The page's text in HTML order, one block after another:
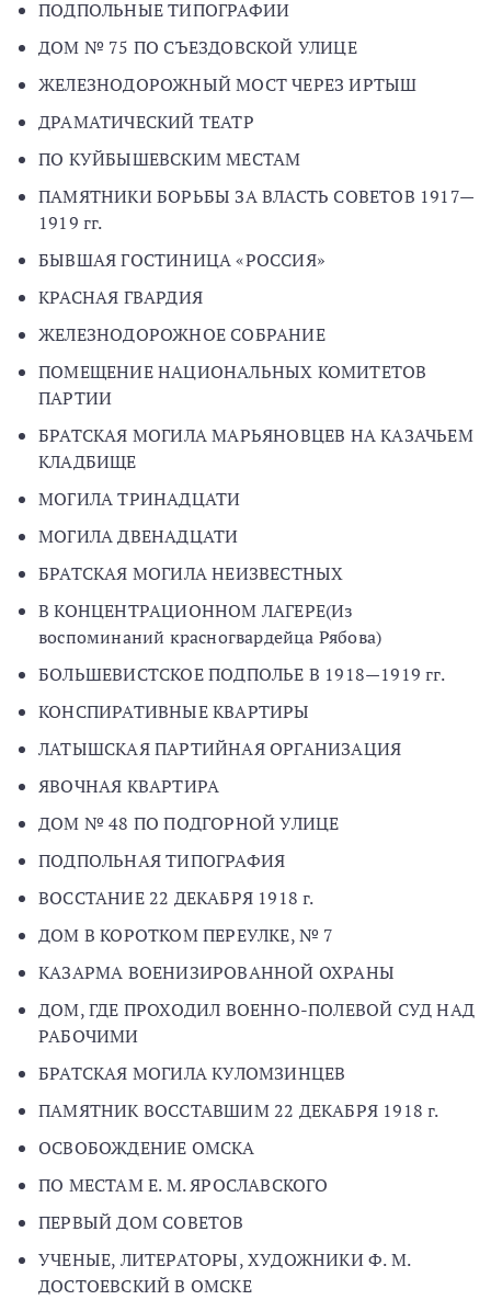
ПОДПОЛЬНЫЕ ТИПОГРАФИИ
ДОМ № 75 ПО СЪЕЗДОВСКОЙ УЛИЦЕ
ЖЕЛЕЗНОДОРОЖНЫЙ МОСТ ЧЕРЕЗ ИРТЫШ
ДРАМАТИЧЕСКИЙ ТЕАТР
ПО КУЙБЫШЕВСКИМ МЕСТАМ
ПАМЯТНИКИ БОРЬБЫ ЗА ВЛАСТЬ СОВЕТОВ 1917—
1919 гг.
БЫВШАЯ ГОСТИНИЦА «РОССИЯ»
КРАСНАЯ ГВАРДИЯ
ЖЕЛЕЗНОДОРОЖНОЕ СОБРАНИЕ
ПОМЕЩЕНИЕ НАЦИОНАЛЬНЫХ КОМИТЕТОВ
ПАРТИИ
БРАТСКАЯ МОГИЛА МАРЬЯНОВЦЕВ НА КАЗАЧЬЕМ
КЛАДБИЩЕ
МОГИЛА ТРИНАДЦАТИ
МОГИЛА ДВЕНАДЦАТИ
БРАТСКАЯ МОГИЛА НЕИЗВЕСТНЫХ
В КОНЦЕНТРАЦИОННОМ ЛАГЕРЕ(Из
воспоминаний красногвардейца Рябова)
БОЛЬШЕВИСТСКОЕ ПОДПОЛЬЕ В 1918—1919 гг.
КОНСПИРАТИВНЫЕ КВАРТИРЫ
ЛАТЫШСКАЯ ПАРТИЙНАЯ ОРГАНИЗАЦИЯ
ЯВОЧНАЯ КВАРТИРА
ДОМ № 48 ПО ПОДГОРНОЙ УЛИЦЕ
ПОДПОЛЬНАЯ ТИПОГРАФИЯ
ВОССТАНИЕ 22 ДЕКАБРЯ 1918 г.
ДОМ В КОРОТКОМ ПЕРЕУЛКЕ, № 7
КАЗАРМА ВОЕНИЗИРОВАННОЙ ОХРАНЫ
ДОМ, ГДЕ ПРОХОДИЛ ВОЕННО-ПОЛЕВОЙ СУД НАД
РАБОЧИМИ
БРАТСКАЯ МОГИЛА КУЛОМЗИНЦЕВ
ПАМЯТНИК ВОССТАВШИМ 22 ДЕКАБРЯ 1918 г.
ОСВОБОЖДЕНИЕ ОМСКА
ПО МЕСТАМ Е. М. ЯРОСЛАВСКОГО
ПЕРВЫЙ ДОМ СОВЕТОВ
УЧЕНЫЕ, ЛИТЕРАТОРЫ, ХУДОЖНИКИ Ф. М.
ДОСТОЕВСКИЙ В ОМСКЕ